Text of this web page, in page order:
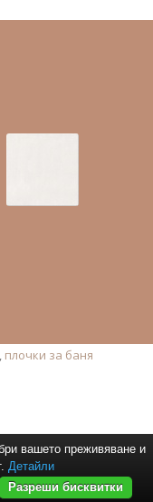
, плочки за баня
вашето преживяване и
Детайли
Разреши бисквитки